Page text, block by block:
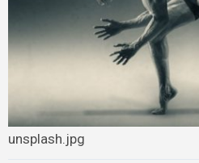
unsplash.jpg